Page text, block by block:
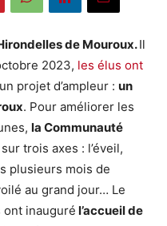
de Mouroux.Il
2023, les élus ont
projet d’ampleur : un
. Pour améliorer les
la Communauté
trois axes : l’éveil,
plusieurs mois de
au grand jour… Le
ont inauguré l’accueil de